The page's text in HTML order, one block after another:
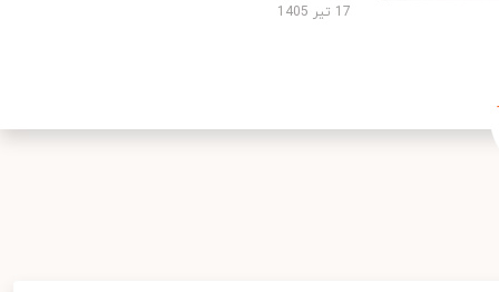
17 تیر 1405